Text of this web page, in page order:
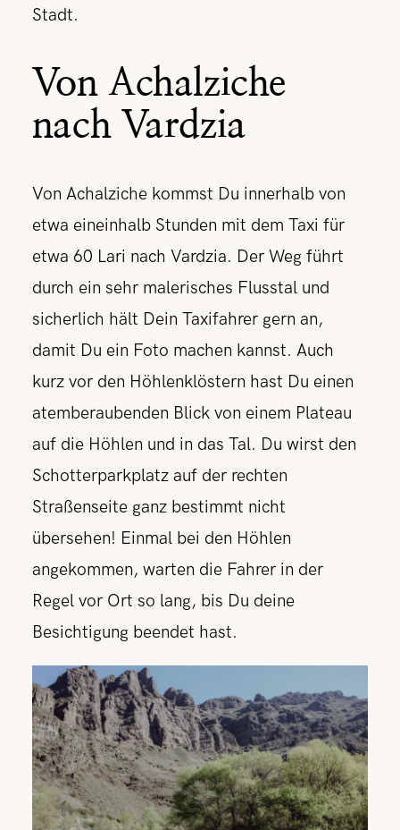
Stadt.
Von Achalziche
nach Vardzia
Von Achalziche kommst Du innerhalb von
etwa eineinhalb Stunden mit dem Taxi für
etwa 60 Lari nach Vardzia. Der Weg führt
durch ein sehr malerisches Flusstal und
sicherlich hält Dein Taxifahrer gern an,
damit Du ein Foto machen kannst. Auch
kurz vor den Höhlenklöstern hast Du einen
atemberaubenden Blick von einem Plateau
auf die Höhlen und in das Tal. Du wirst den
Schotterparkplatz auf der rechten
Straßenseite ganz bestimmt nicht
übersehen! Einmal bei den Höhlen
angekommen, warten die Fahrer in der
Regel vor Ort so lang, bis Du deine
Besichtigung beendet hast.